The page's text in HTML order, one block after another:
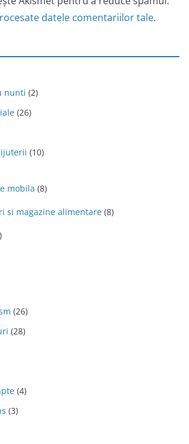
datele comentariilor tale.
nunti (2)
(26)
(10)
mobila (8)
si magazine alimentare (8)
(26)
(28)
(4)
(3)